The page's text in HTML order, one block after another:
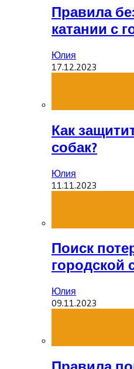
Правила
катании с
Юлия
17.12.2023
Как
собак?
Юлия
11.11.2023
Поиск
городской
Юлия
09.11.2023